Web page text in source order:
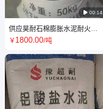
 00:14
供应昊耐石棉膨胀水泥耐火耐
高温设备防火填料防火门芯轻
￥1800.00/吨